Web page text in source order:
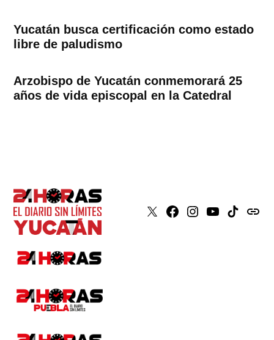
Yucatán busca certificación como estado
libre de paludismo
Arzobispo de Yucatán conmemorará 25
años de vida episcopal en la Catedral
X Faceboook
Instagram
YoutubeTiktokissuu